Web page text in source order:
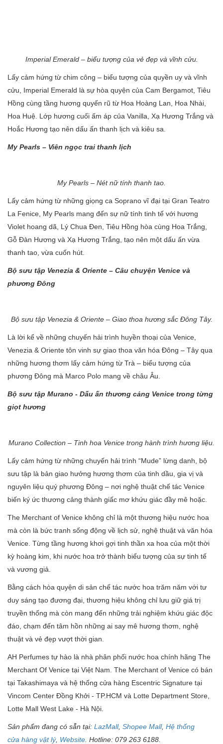
Imperial Emerald – biểu tượng của vẻ đẹp và vĩnh cửu.
Lấy cảm hứng từ chim công – biểu tượng của quyền uy và vĩnh
cửu, Imperial Emerald là sự hòa quyện của Cam Bergamot, Tiêu
Hồng cùng tầng hương quyến rũ từ Hoa Hoàng Lan, Hoa Nhài,
Hoa Huệ. Lớp hương cuối ấm áp của Vanilla, Xạ Hương Trắng và
Hoắc Hương tạo nên dấu ấn thanh lịch và kiêu sa.
My Pearls – Viên ngọc trai thanh lịch
My Pearls – Nét nữ tính thanh tao.
Lấy cảm hứng từ những giọng ca Soprano vĩ đại tại Gran Teatro
La Fenice, My Pearls mang đến sự nữ tính tinh tế với hương
Violet hoang dã, Lý Chua Đen, Tiêu Hồng hòa cùng Hoa Trắng,
Gỗ Đàn Hương và Xạ Hương Trắng, tạo nên một dấu ấn vừa
thanh tao, vừa cuốn hút.
Bộ sưu tập Venezia & Oriente – Câu chuyện Venice và
phương Đông
Bộ sưu tập Venezia & Oriente – Giao thoa hương sắc Đông Tây.
Là lời kể về những chuyến hải trình huyền thoại của Venice,
Venezia & Oriente tôn vinh sự giao thoa văn hóa Đông – Tây qua
những hương thơm lấy cảm hứng từ Trà – biểu tượng của
phương Đông mà Marco Polo mang về châu Âu.
Bộ sưu tập Murano - Dấu ấn thương cảng Venice trong từng
giọt hương
Murano Collection – Tinh hoa Venice trong hành trình hương liệu.
Lấy cảm hứng từ những chuyến hải trình “Mude” lừng danh, bộ
sưu tập là bản giao hưởng hương thơm của tinh dầu, gia vị và
nguyên liệu quý phương Đông – nơi nghệ thuật chế tác Venice
biến ký ức thương cảng thành giấc mơ khứu giác đầy mê hoặc.
The Merchant of Venice không chỉ là một thương hiệu nước hoa
mà còn là bức tranh sống động về lịch sử, nghệ thuật và văn hóa
Venice. Từng tầng hương khơi gợi tinh thần xa hoa của một thời
kỳ hoàng kim, khi nước hoa trở thành biểu tượng của sự tinh tế
và vương giả.
Bằng cách hòa quyện di sản chế tác nước hoa trăm năm với tư
duy sáng tạo đương đại, thương hiệu không chỉ lưu giữ giá trị
truyền thống mà còn mang đến những trải nghiệm khứu giác độc
đáo, chạm đến tâm hồn những ai say mê hương thơm, nghệ
thuật và vẻ đẹp vượt thời gian.
AH Perfumes tự hào là nhà phân phối nước hoa chính hãng The
Merchant Of Venice tại Việt Nam. The Merchant of Venice có bán
tại Takashimaya và hệ thống cửa hàng Escentric Signature tại
Vincom Center Đồng Khởi - TP.HCM và Lotte Department Store,
Lotte Mall West Lake - Hà Nội.
Sản phẩm đang có sẵn tại: LazMall, Shopee Mall, Hệ thống
cửa hàng vật lý, Website . Hotline: 079 263 6188.